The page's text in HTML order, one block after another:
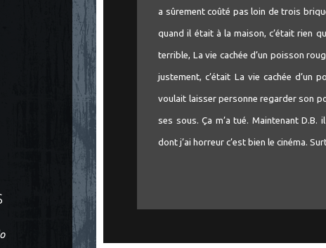
a sûrement coûté pas loin de trois
quand il était à la maison, c’était rien
terrible, La vie cachée d’un poisson
justement, c’était La vie cachée d’un
voulait laisser personne regarder son
ses sous. Ça m’a tué. Maintenant
dont j’ai horreur c’est bien le cinéma.